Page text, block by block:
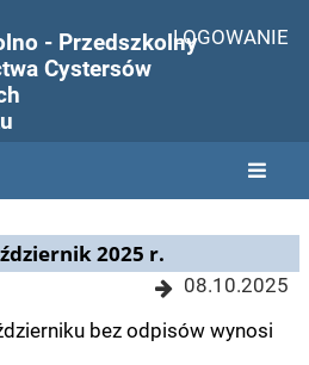
- Przedszkolny
Cystersów
LOGOWANIE
2025 r.
08.10.2025
bez odpisów wynosi